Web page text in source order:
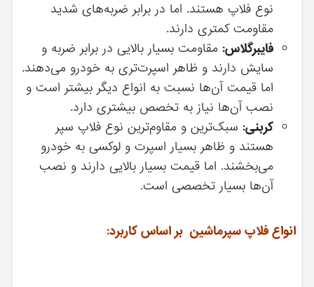
نوع فلاپ هستند. اما در برابر ضربه‌های شدید
مقاومت کمتری دارند.
فایبرگلاس: مقاومت بسیار بالایی در برابر ضربه و
سایش دارند و ظاهر اسپرت‌تری به خودرو می‌دهند.
اما قیمت آن‌ها نسبت به انواع دیگر بیشتر است و
نصب آن‌ها نیاز به تخصص بیشتری دارد.
کربنی: سبک‌ترین و مقاوم‌ترین نوع فلاپ سپر
هستند و ظاهر بسیار اسپرت و لوکسی به خودرو
می‌بخشند. اما قیمت بسیار بالایی دارند و نصب
آن‌ها بسیار تخصصی است.
انواع فلاپ سپرماشین بر اساس کاربرد: